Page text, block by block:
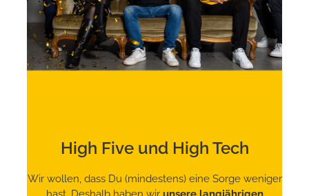
High Five und High Tech
Wir wollen, dass Du (mindestens) eine Sorge weniger